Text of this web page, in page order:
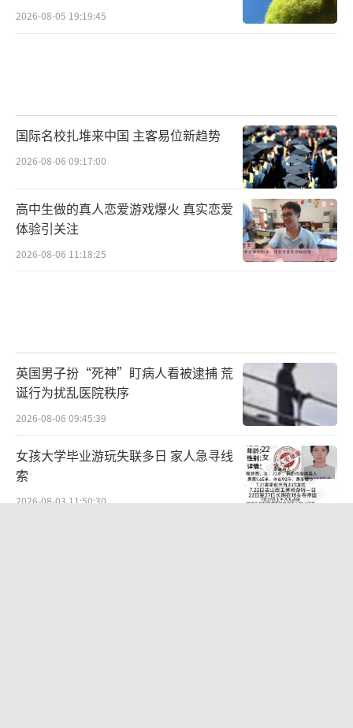
2026-08-05 19:19:45
国际名校扎堆来中国 主客易位新趋势
2026-08-06 09:17:00
高中生做的真人恋爱游戏爆火 真实恋爱
体验引关注
2026-08-06 11:18:25
英国男子扮“死神”盯病人看被逮捕 荒
诞行为扰乱医院秩序
2026-08-06 09:45:39
女孩大学毕业游玩失联多日 家人急寻线
索
2026-08-03 11:50:30